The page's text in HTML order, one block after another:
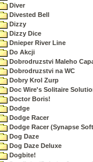
Diver
Divested Bell
Dizzy
Dizzy Dice
Dnieper River Line
Do Akcji
Dobrodruzstvi Maleho
Dobrodruzstvi na WC
Dobry Krol Zurp
Doc Wire's Solitaire
Doctor Boris!
Dodge
Dodge Racer
Dodge Racer (Synapse
Dog Daze
Dog Daze Deluxe
Dogbite!